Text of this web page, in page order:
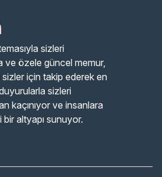
sizleri
ve özele güncel memur,
sizler için takip ederek en
sizleri
kaçınıyor ve insanlara
altyapı sunuyor.